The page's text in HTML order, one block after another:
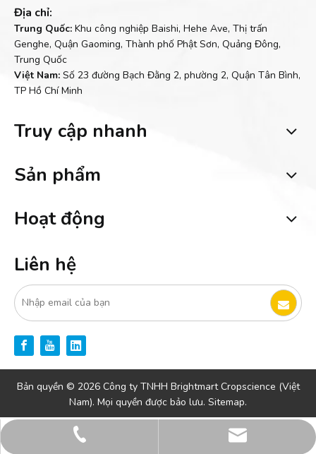
Địa chỉ:
Trung Quốc: Khu công nghiệp Baishi, Hehe Ave, Thị trấn
Genghe, Quận Gaoming, Thành phố Phật Sơn, Quảng Đông,
Trung Quốc
Việt Nam: Số 23 đường Bạch Đằng 2, phường 2, Quận Tân Bình,
TP Hồ Chí Minh
Truy cập nhanh
Sản phẩm
Hoạt động
Liên hệ
Bản quyền © 2026Công ty TNHH Brightmart Cropscience (Việt
Nam). Mọi quyền được bảo lưu. Sitemap.